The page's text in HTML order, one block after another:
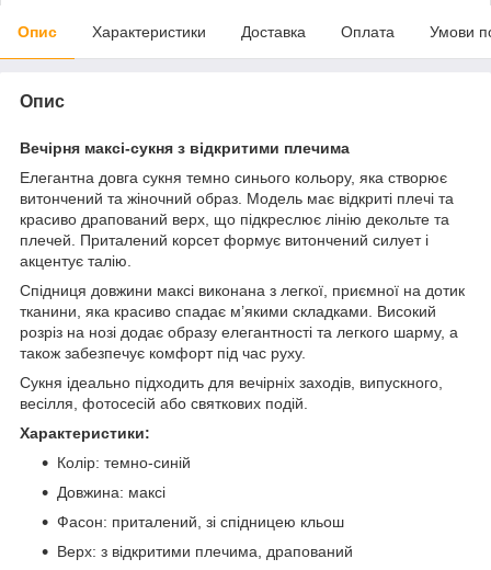
Опис Характеристики Доставка Оплата Умови
Опис
Вечірня максі-сукня з відкритими плечима
Елегантна довга сукня темно синього кольору, яка створює
витончений та жіночний образ. Модель має відкриті плечі та
красиво драпований верх, що підкреслює лінію декольте та
плечей. Приталений корсет формує витончений силует і
акцентує талію.
Спідниця довжини максі виконана з легкої, приємної на дотик
тканини, яка красиво спадає м’якими складками. Високий
розріз на нозі додає образу елегантності та легкого шарму, а
також забезпечує комфорт під час руху.
Сукня ідеально підходить для вечірніх заходів, випускного,
весілля, фотосесій або святкових подій.
Характеристики:
Колір: темно-синій
Довжина: максі
Фасон: приталений, зі спідницею кльош
Верх: з відкритими плечима, драпований